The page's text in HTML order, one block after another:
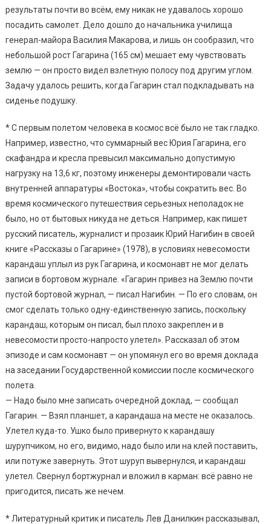
результаты почти во всём, ему никак не удавалось хорошо
посадить самолет. Дело дошло до начальника училища
генерал-майора Василия Макарова, и лишь он сообразил, что
небольшой рост Гагарина (165 см) мешает ему чувствовать
землю — он просто видел взлетную полосу под другим углом.
Задачу удалось решить, когда Гагарин стал подкладывать на
сиденье подушку.
* С первым полетом человека в космос всё было не так гладко.
Например, известно, что суммарный вес Юрия Гагарина, его
скафандра и кресла превысил максимально допустимую
нагрузку на 13,6 кг, поэтому инженеры демонтировали часть
внутренней аппаратуры «Востока», чтобы сократить вес. Во
время космического путешествия серьезных неполадок не
было, но от бытовых никуда не деться. Например, как пишет
русский писатель, журналист и прозаик Юрий Нагибин в своей
книге «Рассказы о Гагарине» (1978), в условиях невесомости
карандаш уплыл из рук Гагарина, и космонавт не мог делать
записи в бортовом журнале. «Гагарин привез на Землю почти
пустой бортовой журнал, — писал Нагибин. — По его словам, он
смог сделать только одну-единственную запись, поскольку
карандаш, которым он писал, был плохо закреплен и в
невесомости просто-напросто улетел». Рассказал об этом
эпизоде и сам космонавт — он упомянул его во время доклада
на заседании Государственной комиссии после космического
полета.
— Надо было мне записать очередной доклад, — сообщал
Гагарин. — Взял планшет, а карандаша на месте не оказалось.
Улетел куда-то. Ушко было привернуто к карандашу
шурупчиком, но его, видимо, надо было или на клей поставить,
или потуже завернуть. Этот шуруп вывернулся, и карандаш
улетел. Свернул бортжурнал и вложил в карман: всё равно не
пригодится, писать же нечем.
* Литературный критик и писатель Лев Данилкин рассказывал,